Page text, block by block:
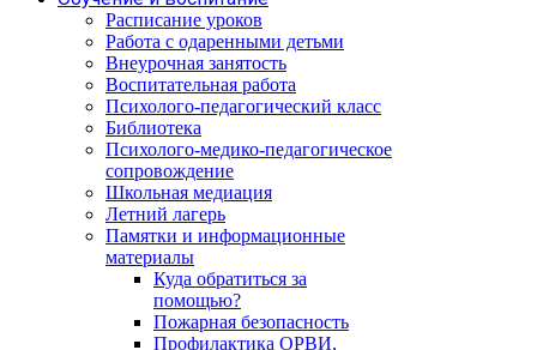
Расписание уроков
Работа с одаренными детьми
Внеурочная занятость
Воспитательная работа
Психолого-педагогический класс
Библиотека
Психолого-медико-педагогическое
сопровождение
Школьная медиация
Летний лагерь
Памятки и информационные
материалы
Куда обратиться за
помощью?
Пожарная безопасность
Профилактика ОРВИ,